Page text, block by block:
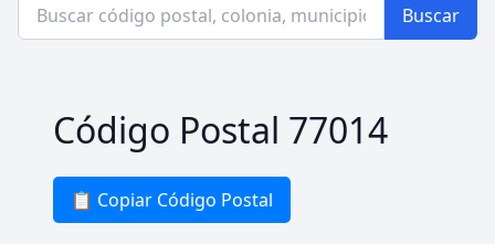
Buscar
Código Postal 77014
📋 Copiar Código Postal